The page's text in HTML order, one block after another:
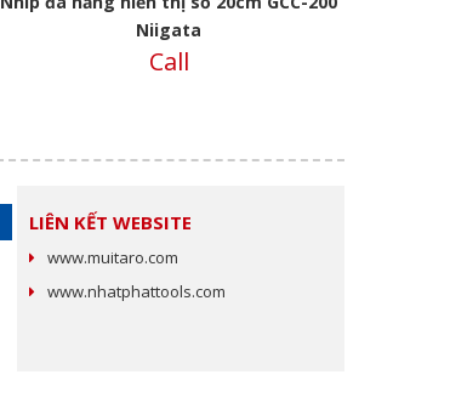
Niigata
Call
LIÊN KẾT WEBSITE
www.muitaro.com
www.nhatphattools.com